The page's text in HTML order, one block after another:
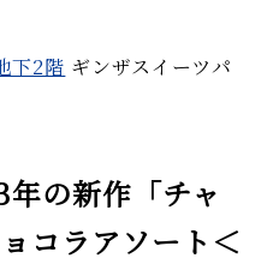
下2階 ギンザスイーツパ
年の新作「チャ
コラアソート＜